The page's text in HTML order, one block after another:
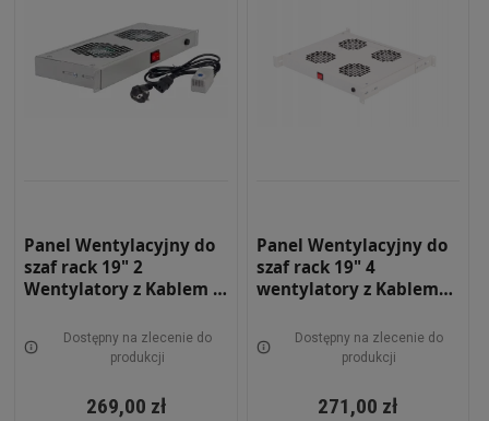
Panel Wentylacyjny do
szaf rack 19" 2
Wentylatory z Kablem i
Dostępny na zlecenie do
produkcji
269,00 zł
Panel Wentylacyjny do
szaf rack 19" 4
wentylatory z Kablem
Dostępny na zlecenie do
produkcji
271,00 zł